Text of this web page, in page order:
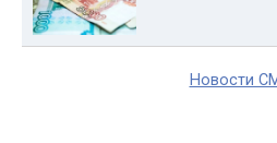
Новости